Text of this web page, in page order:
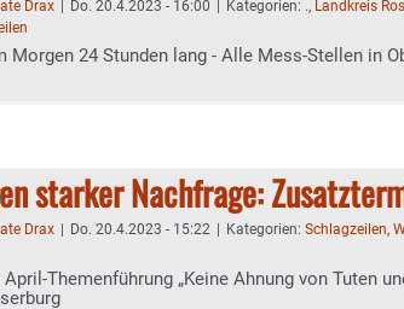
Drax Do. 20.4.2023 - 16:00 Kategorien: ., Landkreis
Morgen 24 Stunden lang - Alle Mess-Stellen in
starker Nachfrage:
Drax Do. 20.4.2023 - 15:22 Kategorien: Schlagzeilen,
Themenführung „Keine Ahnung von Tuten